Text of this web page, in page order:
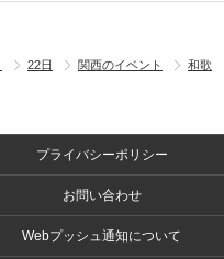
22日 関西のイベント
和歌
プライバシーポリシー
お問い合わせ
Webプッシュ通知について